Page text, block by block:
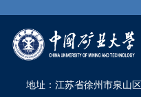
地址：江苏省徐州市泉山